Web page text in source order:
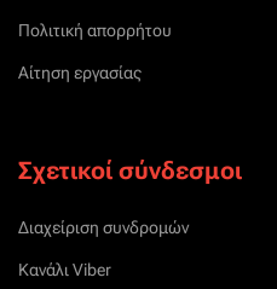
Πολιτική απορρήτου
Αίτηση εργασίας
Σχετικοί σύνδεσμοι
Διαχείριση συνδρομών
Κανάλι Viber